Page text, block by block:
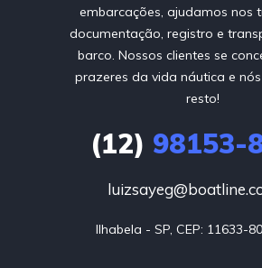
embarcações, ajudamos nos
documentação, registro e
barco. Nossos clientes se
prazeres da vida náutica e
resto!
(12) 98153-
Ilhabela - SP, CEP: 11633-